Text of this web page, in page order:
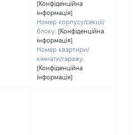
[Конфіденційна
інформація]
Номер корпусу/секції/
блоку: [Конфіденційна
інформація]
Номер квартири/
кімнати/гаражу:
[Конфіденційна
інформація]